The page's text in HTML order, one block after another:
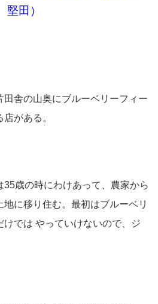
堅田）
舎の山奥にブルーベリーフィー
がある。
歳の時にわけあって、農家から
に移り住む。最初はブルーベリ
けでは やっていけないので、ジ